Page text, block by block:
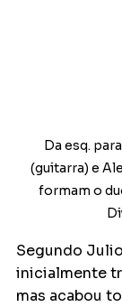
Da esq.
(guitarra) e
formam o
Segundo
inicialmente
mas acabou